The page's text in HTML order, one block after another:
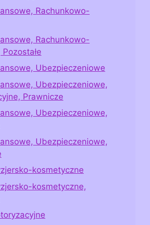
Rachunkowo-
Rachunkowo-
Ubezpieczeniowe
Ubezpieczeniowe,
Prawnicze
Ubezpieczeniowe,
Ubezpieczeniowe,
kosmetyczne
kosmetyczne,